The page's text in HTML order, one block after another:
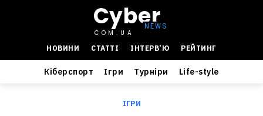
Cyber
COM.UA
НОВИНИ
СТАТТІ ІНТЕРВ’Ю РЕЙТИНГ
Кіберспорт Ігри Турніри Life-style
ІГРИ